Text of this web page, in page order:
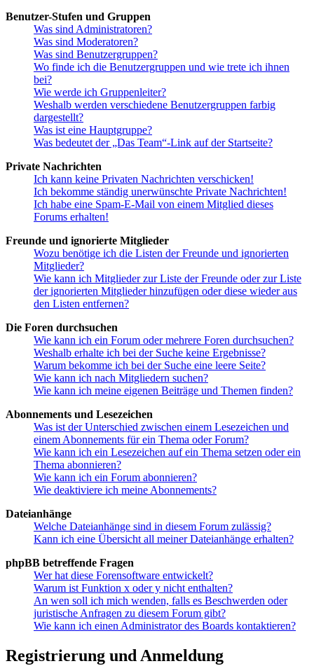
Benutzer-Stufen und Gruppen
Was sind Administratoren?
Was sind Moderatoren?
Was sind Benutzergruppen?
Wo finde ich die Benutzergruppen und wie trete ich ihnen
bei?
Wie werde ich Gruppenleiter?
Weshalb werden verschiedene Benutzergruppen farbig
dargestellt?
Was ist eine Hauptgruppe?
Was bedeutet der „Das Team“-Link auf der Startseite?
Private Nachrichten
Ich kann keine Privaten Nachrichten verschicken!
Ich bekomme ständig unerwünschte Private Nachrichten!
Ich habe eine Spam-E-Mail von einem Mitglied dieses
Forums erhalten!
Freunde und ignorierte Mitglieder
Wozu benötige ich die Listen der Freunde und ignorierten
Mitglieder?
Wie kann ich Mitglieder zur Liste der Freunde oder zur Liste
der ignorierten Mitglieder hinzufügen oder diese wieder aus
den Listen entfernen?
Die Foren durchsuchen
Wie kann ich ein Forum oder mehrere Foren durchsuchen?
Weshalb erhalte ich bei der Suche keine Ergebnisse?
Warum bekomme ich bei der Suche eine leere Seite?
Wie kann ich nach Mitgliedern suchen?
Wie kann ich meine eigenen Beiträge und Themen finden?
Abonnements und Lesezeichen
Was ist der Unterschied zwischen einem Lesezeichen und
einem Abonnements für ein Thema oder Forum?
Wie kann ich ein Lesezeichen auf ein Thema setzen oder ein
Thema abonnieren?
Wie kann ich ein Forum abonnieren?
Wie deaktiviere ich meine Abonnements?
Dateianhänge
Welche Dateianhänge sind in diesem Forum zulässig?
Kann ich eine Übersicht all meiner Dateianhänge erhalten?
phpBB betreffende Fragen
Wer hat diese Forensoftware entwickelt?
Warum ist Funktion x oder y nicht enthalten?
An wen soll ich mich wenden, falls es Beschwerden oder
juristische Anfragen zu diesem Forum gibt?
Wie kann ich einen Administrator des Boards kontaktieren?
Registrierung und Anmeldung